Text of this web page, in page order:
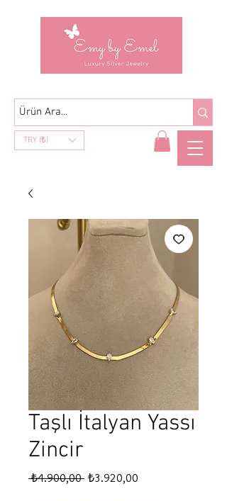
TRY (₺)
Taşlı İtalyan Yassı
Zincir
₺4.900,00 Normal
₺3.920,00